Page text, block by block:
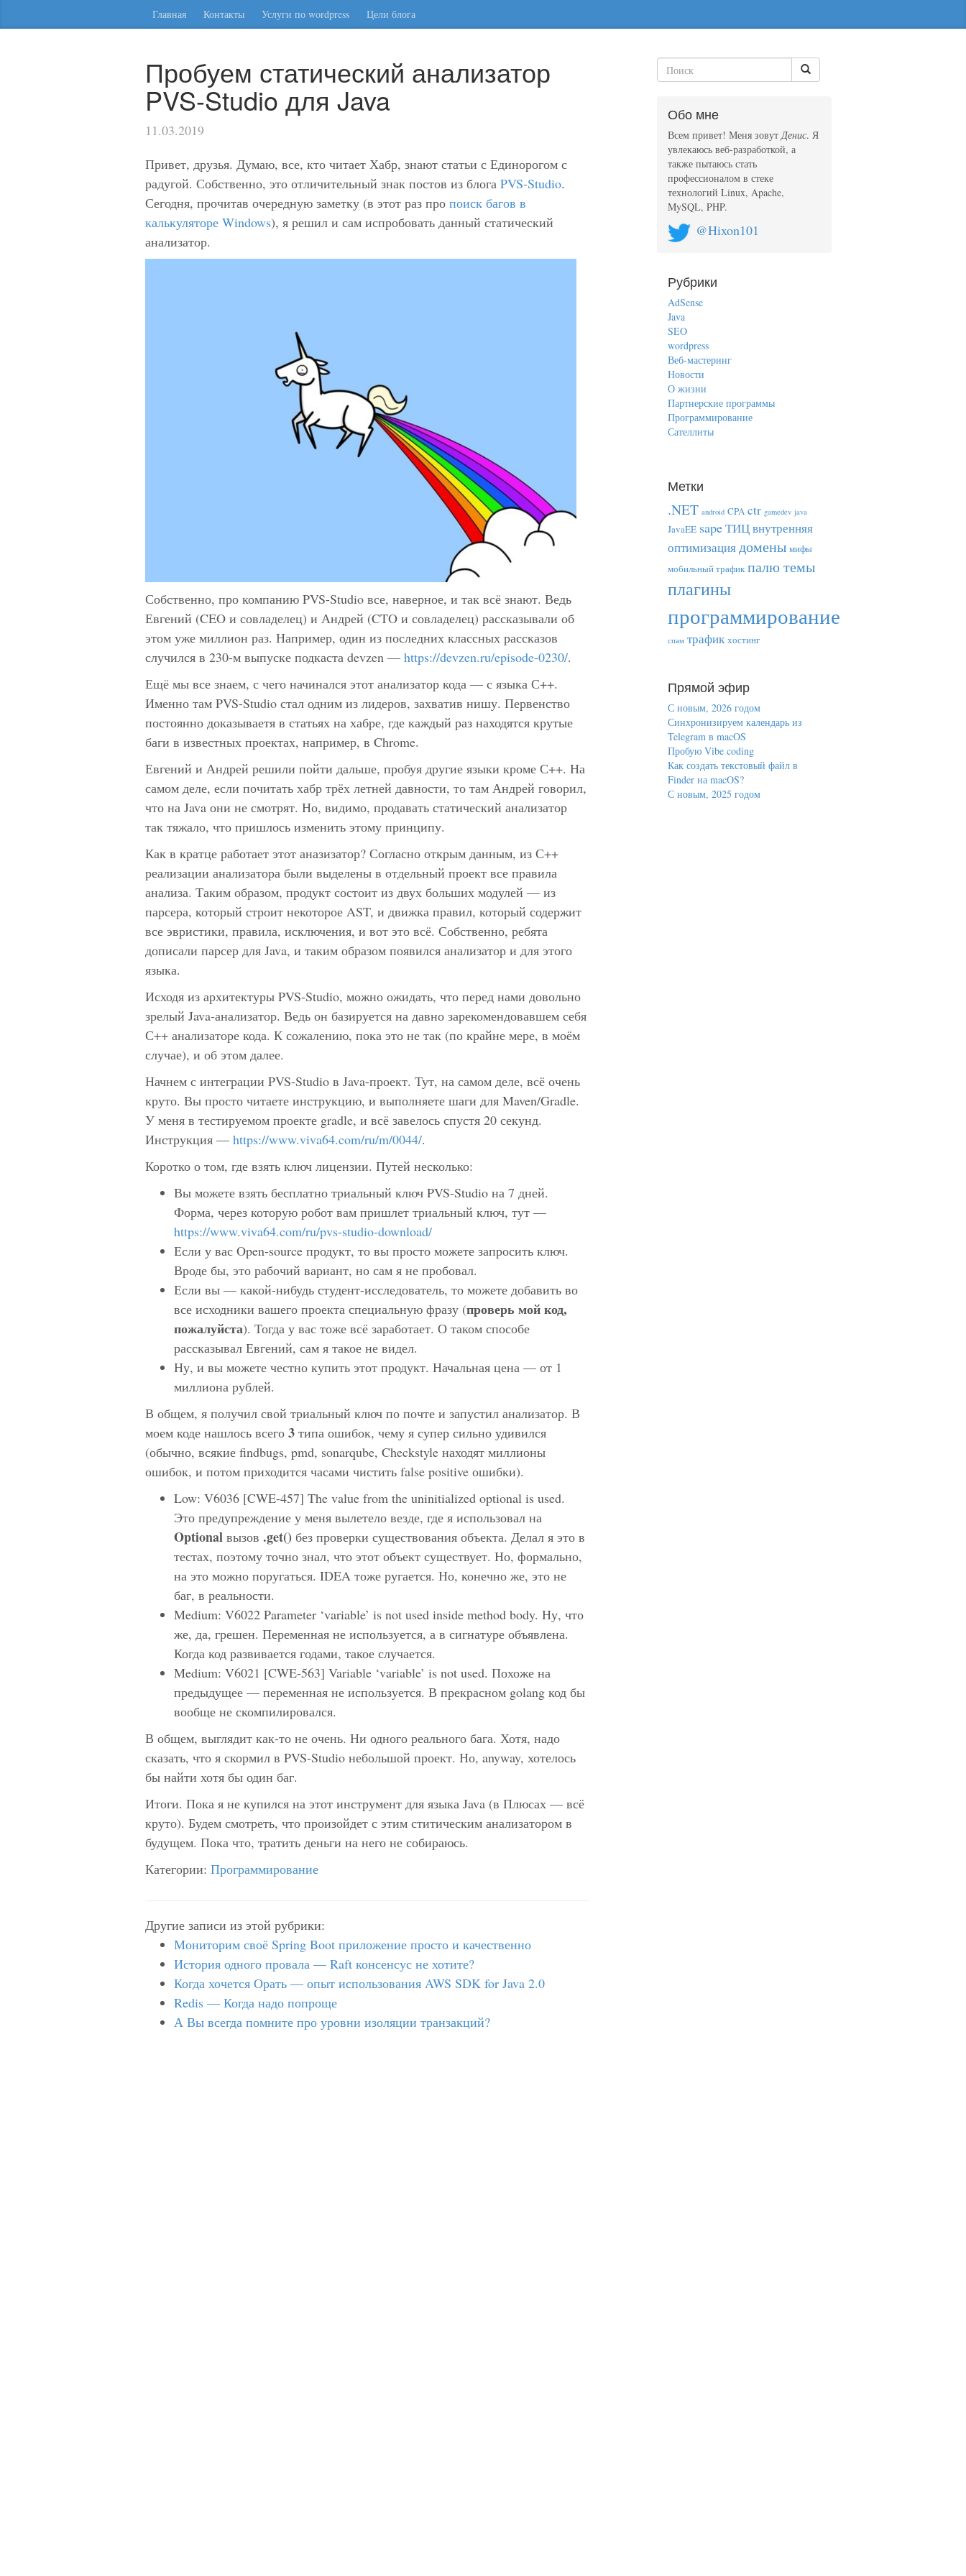
Главная Контакты Услуги по wordpress Цели блога
Пробуем статический анализатор
PVS-Studio для Java
11.03.2019
Привет, друзья. Думаю, все, кто читает Хабр, знают статьи с Единорогом с
радугой. Собственно, это отличительный знак постов из блога PVS-Studio.
Сегодня, прочитав очередную заметку (в этот раз про поиск багов в
калькуляторе Windows), я решил и сам испробовать данный статический
анализатор.
Собственно, про компанию PVS-Studio все, наверное, и так всё знают. Ведь
Евгений (CEO и совладелец) и Андрей (CTO и совладелец) рассказывали об
этом уже миллион раз. Например, один из последних классных рассказов
случился в 230-м выпуске подкаста devzen — https://devzen.ru/episode-0230/.
Ещё мы все знаем, с чего начинался этот анализатор кода — с языка С++.
Именно там PVS-Studio стал одним из лидеров, захватив нишу. Первенство
постоянно доказываетя в статьях на хабре, где каждый раз находятся крутые
баги в известных проектах, например, в Chrome.
Евгений и Андрей решили пойти дальше, пробуя другие языки кроме С++. На
самом деле, если почитать хабр трёх летней давности, то там Андрей говорил,
что на Java они не смотрят. Но, видимо, продавать статический анализатор
так тяжало, что пришлось изменить этому принципу.
Как в кратце работает этот аназизатор? Согласно открым данным, из С++
реализации анализатора были выделены в отдельный проект все правила
анализа. Таким образом, продукт состоит из двух больших модулей — из
парсера, который строит некоторое AST, и движка правил, который содержит
все эвристики, правила, исключения, и вот это всё. Собственно, ребята
дописали парсер для Java, и таким образом появился анализатор и для этого
языка.
Исходя из архитектуры PVS-Studio, можно ожидать, что перед нами довольно
зрелый Java-анализатор. Ведь он базируется на давно зарекомендовавшем себя
С++ анализаторе кода. К сожалению, пока это не так (по крайне мере, в моём
случае), и об этом далее.
Начнем с интеграции PVS-Studio в Java-проект. Тут, на самом деле, всё очень
круто. Вы просто читаете инструкцию, и выполняете шаги для Maven/Gradle.
У меня в тестируемом проекте gradle, и всё завелось спустя 20 секунд.
Инструкция — https://www.viva64.com/ru/m/0044/.
Коротко о том, где взять ключ лицензии. Путей несколько:
Вы можете взять бесплатно триальный ключ PVS-Studio на 7 дней.
Форма, через которую робот вам пришлет триальный ключ, тут —
https://www.viva64.com/ru/pvs-studio-download/
Если у вас Open-source продукт, то вы просто можете запросить ключ.
Вроде бы, это рабочий вариант, но сам я не пробовал.
Если вы — какой-нибудь студент-исследователь, то можете добавить во
все исходники вашего проекта специальную фразу (проверь мой код,
пожалуйста). Тогда у вас тоже всё заработает. О таком способе
рассказывал Евгений, сам я такое не видел.
Ну, и вы можете честно купить этот продукт. Начальная цена — от 1
миллиона рублей.
В общем, я получил свой триальный ключ по почте и запустил анализатор. В
моем коде нашлось всего 3 типа ошибок, чему я супер сильно удивился
(обычно, всякие findbugs, pmd, sonarqube, Checkstyle находят миллионы
ошибок, и потом приходится часами чистить false positive ошибки).
Low: V6036 [CWE-457] The value from the uninitialized optional is used.
Это предупреждение у меня вылетело везде, где я использовал на
Optional вызов .get() без проверки существования объекта. Делал я это в
тестах, поэтому точно знал, что этот объект существует. Но, формально,
на это можно поругаться. IDEA тоже ругается. Но, конечно же, это не
баг, в реальности.
Medium: V6022 Parameter ‘variable’ is not used inside method body. Ну, что
же, да, грешен. Переменная не используется, а в сигнатуре объявлена.
Когда код развивается годами, такое случается.
Medium: V6021 [CWE-563] Variable ‘variable’ is not used. Похоже на
предыдущее — переменная не используется. В прекрасном golang код бы
вообще не скомпилировался.
В общем, выглядит как-то не очень. Ни одного реального бага. Хотя, надо
сказать, что я скормил в PVS-Studio небольшой проект. Но, anyway, хотелось
бы найти хотя бы один баг.
Итоги. Пока я не купился на этот инструмент для языка Java (в Плюсах — всё
круто). Будем смотреть, что произойдет с этим ститическим анализатором в
будущем. Пока что, тратить деньги на него не собираюсь.
Категории: Программирование
Другие записи из этой рубрики:
Мониторим своё Spring Boot приложение просто и качественно
История одного провала — Raft консенсус не хотите?
Когда хочется Орать — опыт использования AWS SDK for Java 2.0
Redis — Когда надо попроще
А Вы всегда помните про уровни изоляции транзакций?
Обо мне
Всем привет! Меня зовутДенис. Я
увлекаюсь веб-разработкой, а
также пытаюсь стать
профессионалом в стеке
технологий Linux, Apache,
MySQL, PHP.
@Hixon101
Рубрики
AdSense
Java
SEO
wordpress
Веб-мастеринг
Новости
О жизни
Партнерские программы
Программирование
Сателлиты
Метки
.NET android CPA ctr gamedev java
JavaEE sapeТИЦвнутренняя
оптимизациядомены мифы
мобильный трафик палю темы
плагины
программирование
спам трафик хостинг
Прямой эфир
С новым, 2026 годом
Синхронизируем календарь из
Telegram в macOS
Пробую Vibe coding
Как создать текстовый файл в
Finder на macOS?
С новым, 2025 годом